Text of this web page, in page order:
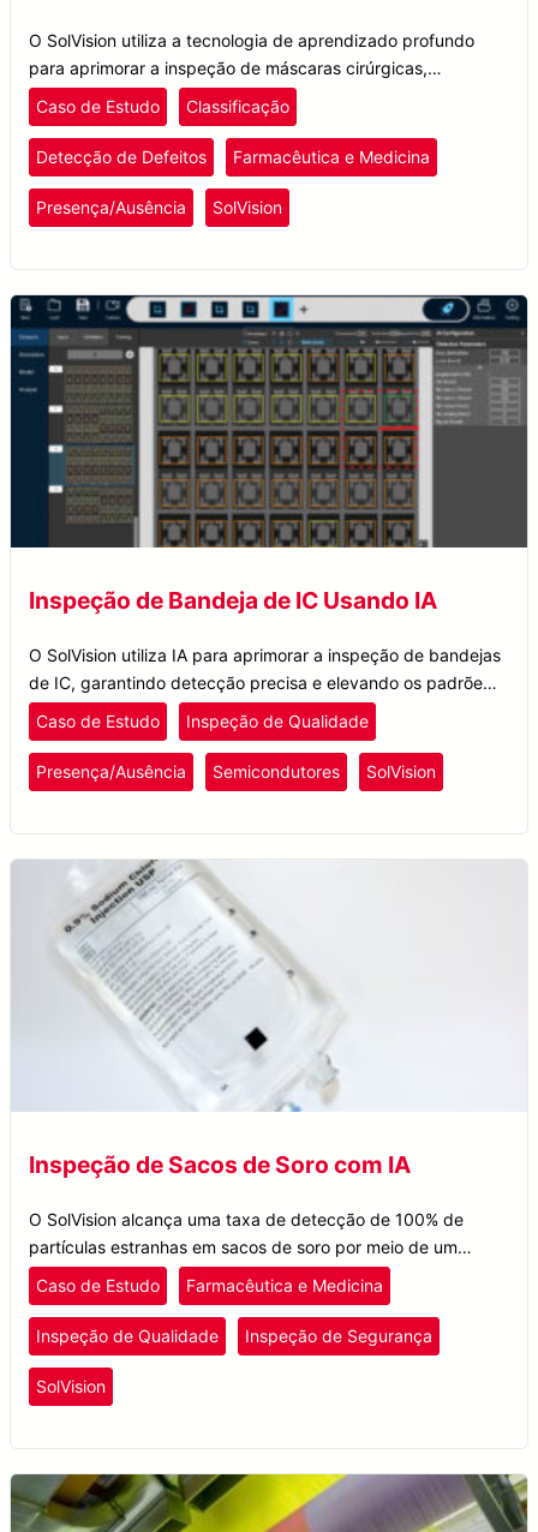
O SolVision utiliza a tecnologia de aprendizado profundo
para aprimorar a inspeção de máscaras cirúrgicas,
garantindo detecção precisa de defeitos e controle de
qualidade aprimorado.
Caso de Estudo Classificação
Detecção de Defeitos Farmacêutica e Medicina
Presença/Ausência SolVision
Inspeção de Bandeja de IC Usando IA
O SolVision utiliza IA para aprimorar a inspeção de bandejas
de IC, garantindo detecção precisa e elevando os padrões
de garantia de qualidade na indústria de semicondutores.
Caso de Estudo Inspeção de Qualidade
Presença/Ausência Semicondutores SolVision
Inspeção de Sacos de Soro com IA
O SolVision alcança uma taxa de detecção de 100% de
partículas estranhas em sacos de soro por meio de um
inovador sistema de visão artificial para detecção eficiente
de defeitos.
Caso de Estudo Farmacêutica e Medicina
Inspeção de Qualidade Inspeção de Segurança
SolVision